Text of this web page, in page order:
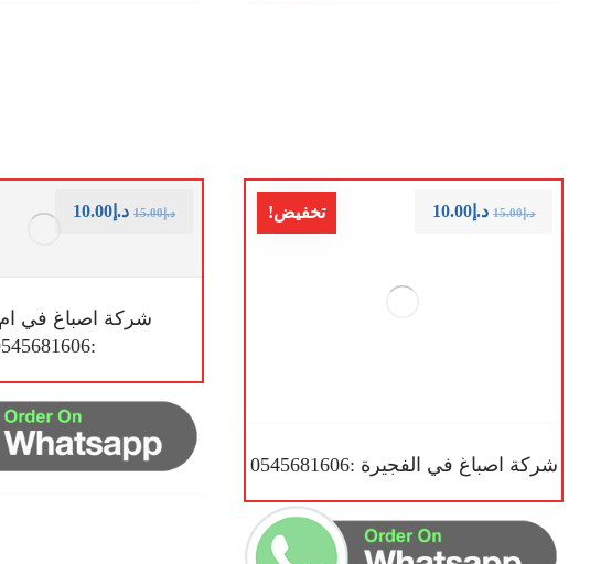
تخفيض!
شركة اصباغ في الفجيرة :0545681606
د.إ15.00 د.إ 10.00
شركة اصباغ في ام
:0545681606
د.إ15.00 د.إ10.00